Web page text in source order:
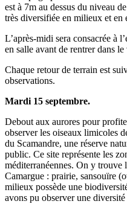
est à 7m au dessus du niveau
très diversifiée en milieux et en
L’après-midi sera consacrée à
en salle avant de rentrer dans
Chaque retour de terrain est
observations.
Mardi 15 septembre.
Debout aux aurores pour
observer les oiseaux limicoles
du Scamandre, une réserve
public. Ce site représente les
méditerranéennes. On y trouve
Camargue : prairie, sansouïre
milieux possède une
avons pu observer une diversité